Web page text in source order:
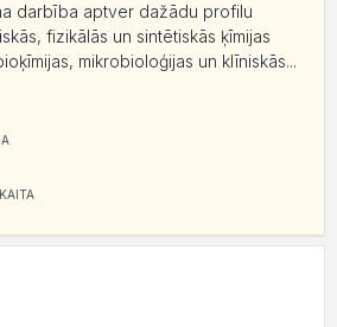
darbība aptver dažādu profilu
fizikālās un sintētiskās ķīmijas
mikrobioloģijas un klīniskās...